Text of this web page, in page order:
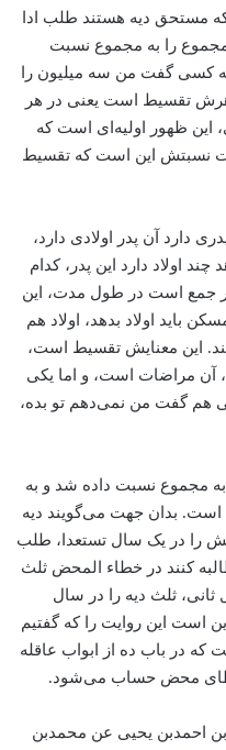
که مستحق دیه هستند طلب ادا
را به مجموع نسبت
کسی گفت من سه میلیون را
تقسیط است یعنی در هر
این ظهور اولیه‌ای است که
نسبتش این است که تقسیط
دارد آن پدر اولادی دارد،
اولاد دارد این پدر، کدام
جمع است در طول مدت، این
باید اولاد بدهد، اولاد هم
این معنایش تقسیط است،
آن مراضات است، و اما یکی
هم گفت من نمی‌دهم تو بده،
مجموع نسبت داده شد و به
بدان جهت می‌گویند دیه
را در یک سال تستعدا، طلب
کنند در خطاء المحض ثلث
ثانی، ثلث دیه را در سال
است این روایت را که گفتیم
که در باب ده از ابواب عاقله
خطای محض حساب می‌شود.
احمد‌بن یحیی عن محمد‌بن